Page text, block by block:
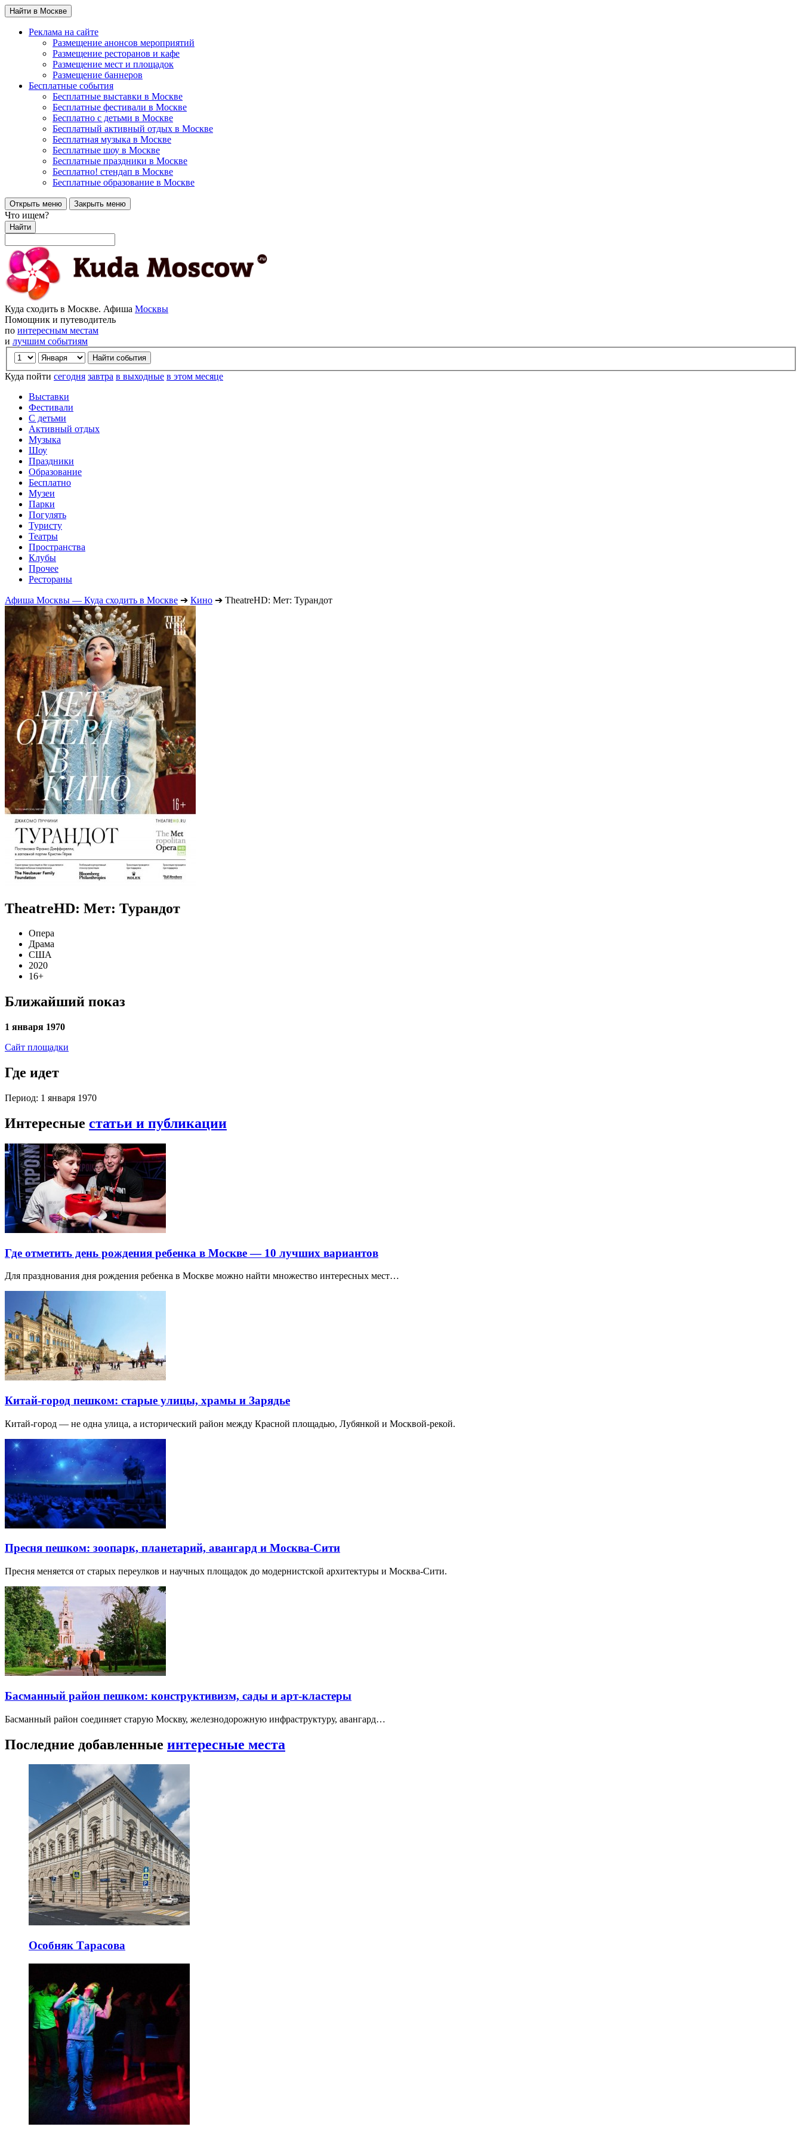
Найти в Москве
Реклама на сайте
Размещение анонсов мероприятий
Размещение ресторанов и кафе
Размещение мест и площадок
Размещение баннеров
Бесплатные события
Бесплатные выставки в Москве
Бесплатные фестивали в Москве
Бесплатно с детьми в Москве
Бесплатный активный отдых в Москве
Бесплатная музыка в Москве
Бесплатные шоу в Москве
Бесплатные праздники в Москве
Бесплатно! стендап в Москве
Бесплатные образование в Москве
Открыть меню Закрыть меню
Что ищем?
Найти
Куда сходить в Москве. Афиша Москвы
Помощник и путеводитель
по интересным местам
и лучшим событиям
Куда пойти сегодня завтра в выходные в этом месяце
Выставки
Фестивали
С детьми
Активный отдых
Музыка
Шоу
Праздники
Образование
Бесплатно
Музеи
Парки
Погулять
Туристу
Театры
Пространства
Клубы
Прочее
Рестораны
Афиша Москвы — Куда сходить в Москве ➔ Кино ➔ TheatreHD: Мет: Турандот
TheatreHD: Мет: Турандот
Опера
Драма
США
2020
16+
Ближайший показ
1 января 1970
Сайт площадки
Где идет
Период: 1 января 1970
Интересные статьи и публикации
Где отметить день рождения ребенка в Москве — 10 лучших вариантов
Для празднования дня рождения ребенка в Москве можно найти множество интересных мест…
Китай-город пешком: старые улицы, храмы и Зарядье
Китай-город — не одна улица, а исторический район между Красной площадью, Лубянкой и Москвой-рекой.
Пресня пешком: зоопарк, планетарий, авангард и Москва-Сити
Пресня меняется от старых переулков и научных площадок до модернистской архитектуры и Москва-Сити.
Басманный район пешком: конструктивизм, сады и арт-кластеры
Басманный район соединяет старую Москву, железнодорожную инфраструктуру, авангард…
Последние добавленные интересные места
Особняк Тарасова